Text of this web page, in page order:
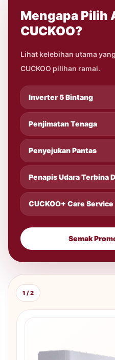
Mengapa Pilih
CUCKOO?
Lihat kelebihan utama
CUCKOO pilihan ramai.
Inverter 5 Bintang
Penjimatan Tenaga
Penyejukan Pantas
Penapis Udara Terbina
CUCKOO+ Care Service
Semak
1 / 2